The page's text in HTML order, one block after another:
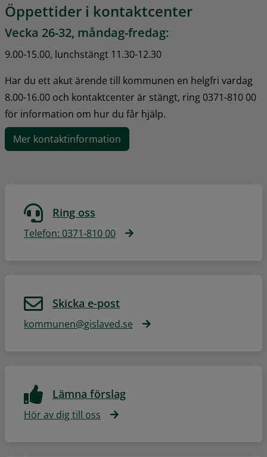
Öppettider i kontaktcenter
Vecka 26-32, måndag-fredag:
9.00-15.00, lunchstängt 11.30-12.30
Har du ett akut ärende till kommunen en helgfri vardag
8.00-16.00 och kontaktcenter är stängt, ring 0371-810 00
för information om hur du får hjälp.
Mer kontaktinformation
Ring oss
Telefon: 0371-810 00
Skicka e-post
kommunen@gislaved.se
Lämna förslag
Hör av dig till oss